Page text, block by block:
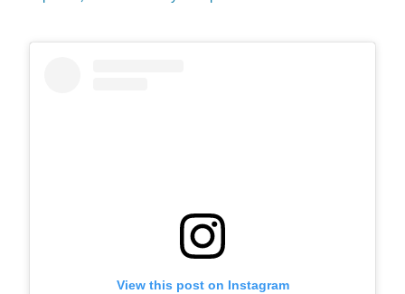
View this post on Instagram